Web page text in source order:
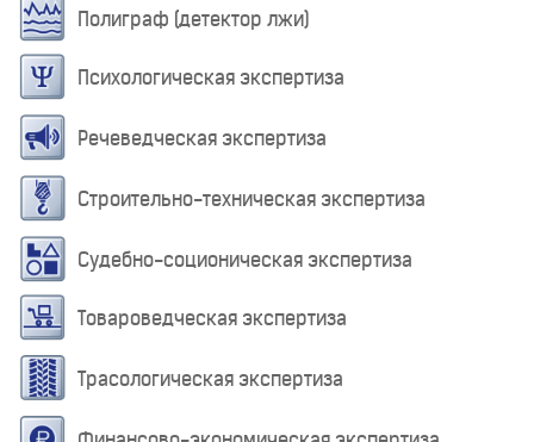
Полиграф (детектор лжи)
Психологическая экспертиза
Речеведческая экспертиза
Строительно-техническая экспертиза
Судебно-соционическая экспертиза
Товароведческая экспертиза
Трасологическая экспертиза